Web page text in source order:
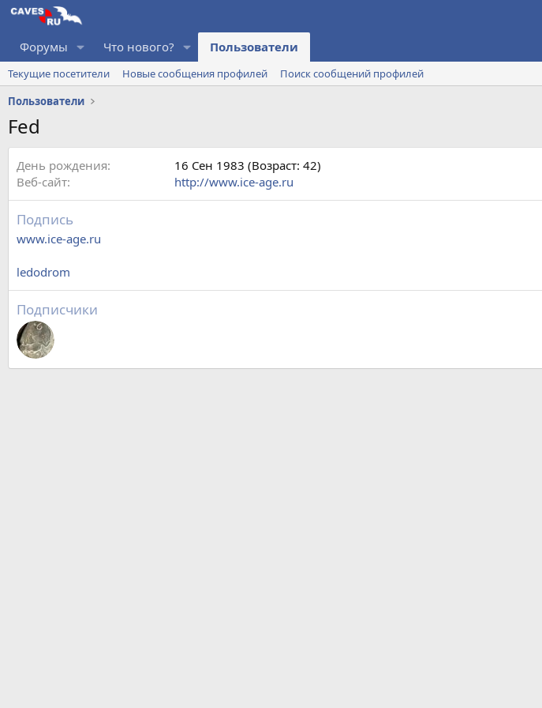
Форумы Что нового? Пользователи
Текущие посетители Новые сообщения профилей
Поиск сообщений профилей
Пользователи
Fed
День рождения
16 Сен 1983 (Возраст: 42)
Веб-сайт
http://www.ice-age.ru
Подпись
www.ice-age.ru
ledodrom
Подписчики